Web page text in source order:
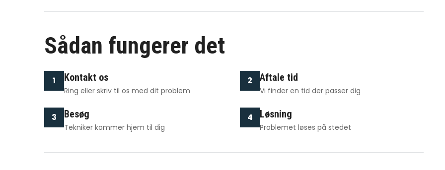
Sådan fungerer det
1 Kontakt os
Ring eller skriv til os med dit problem
2 Aftale tid
Vi finder en tid der passer dig
3 Besøg
Tekniker kommer hjem til dig
4 Løsning
Problemet løses på stedet